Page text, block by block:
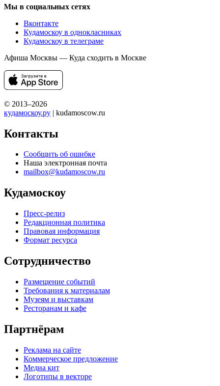
Мы в социальных сетях
Вконтакте
Кудамоскоу в однокласниках
Кудамоскоу в телеграме
Афиша Москвы — Куда сходить в Москве
© 2013–2026
кудамоскоу.ру | kudamoscow.ru
Контакты
Сообщить об ошибке
Наша электронная почта
mailbox@kudamoscow.ru
Кудамоскоу
Пресс-релиз
Редакционная политика
Правовая информация
Формат ресурса
Сотрудничество
Размещение событий
Требования к материалам
Музеям и выставкам
Ресторанам и кафе
Партнёрам
Реклама на сайте
Коммерческое предложение
Медиа кит
Логотипы в векторе